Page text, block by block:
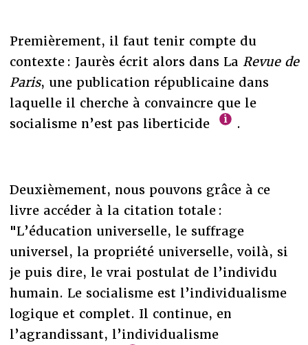
Premièrement, il faut tenir compte du
contexte : Jaurès écrit alors dans La Revue de
Paris, une publication républicaine dans
laquelle il cherche à convaincre que le
socialisme n’est pas liberticide
.
Deuxièmement, nous pouvons grâce à ce
livre accéder à la citation totale :
"L’éducation universelle, le suffrage
universel, la propriété universelle, voilà, si
je puis dire, le vrai postulat de l’individu
humain. Le socialisme est l’individualisme
logique et complet. Il continue, en
l’agrandissant, l’individualisme